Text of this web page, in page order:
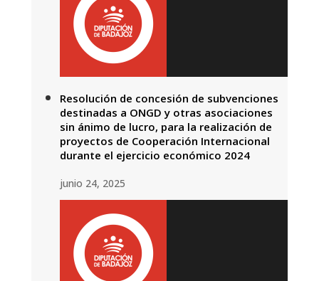
Resolución de concesión de subvenciones
destinadas a ONGD y otras asociaciones
sin ánimo de lucro, para la realización de
proyectos de Cooperación Internacional
durante el ejercicio económico 2024
junio 24, 2025